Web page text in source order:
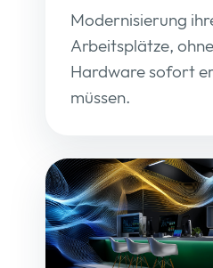
Modernisierung
Arbeitsplätze,
Hardware sofort
müssen.